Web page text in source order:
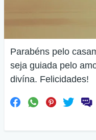
Parabéns pelo
seja guiada pelo
divína. Felicidades!